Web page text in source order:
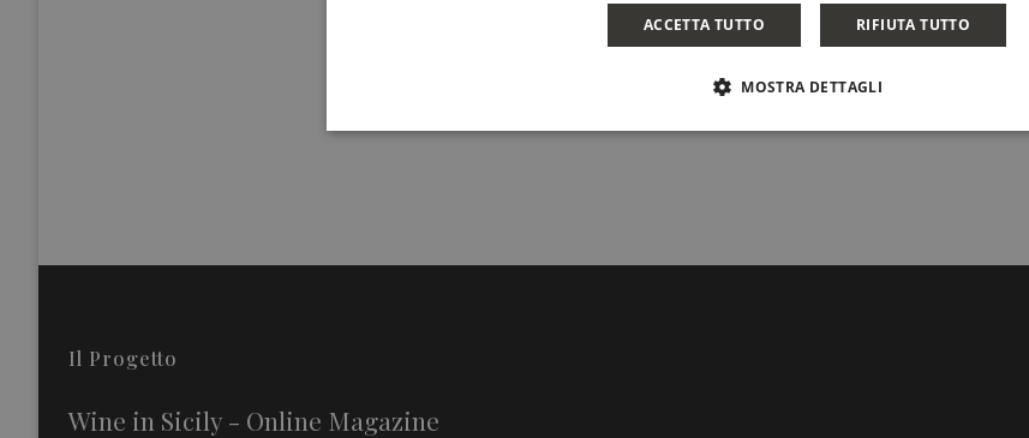
Il Progetto
Wine in Sicily - Online Magazine
ACCETTA TUTTO RIFIUTA TUTTO
MOSTRA DETTAGLI